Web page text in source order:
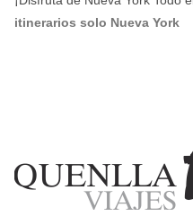
itinerarios solo Nueva York